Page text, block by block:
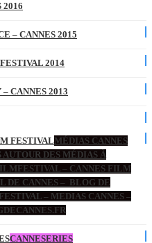
2016
– CANNES 2015
2014
CANNES 2013
FESTIVALMÉDIAS CANNES
DES MÉDIAS À
– CANNES FILM
DE CANNES – BLOG DE
– MEDIAS CANNES –
CANNESERIES